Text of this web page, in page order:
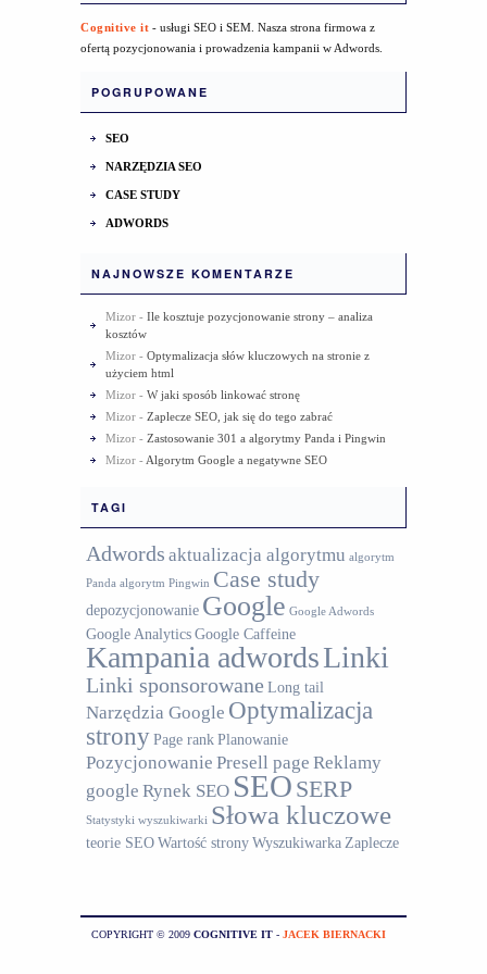
Cognitive it - usługi SEO i SEM. Nasza strona firmowa z
ofertą pozycjonowania i prowadzenia kampanii w Adwords.
POGRUPOWANE
SEO
NARZĘDZIA SEO
CASE STUDY
ADWORDS
NAJNOWSZE KOMENTARZE
Mizor - Ile kosztuje pozycjonowanie strony – analiza
kosztów
Mizor - Optymalizacja słów kluczowych na stronie z
użyciem html
Mizor - W jaki sposób linkować stronę
Mizor - Zaplecze SEO, jak się do tego zabrać
Mizor - Zastosowanie 301 a algorytmy Panda i Pingwin
Mizor - Algorytm Google a negatywne SEO
TAGI
Adwords aktualizacja algorytmu algorytm
Panda algorytm Pingwin Case study
depozycjonowanie Google Google Adwords
Google AnalyticsGoogle Caffeine
Kampania adwordsLinki
Linki sponsorowane Long tail
Narzędzia Google Optymalizacja
stronyPage rankPlanowanie
Pozycjonowanie Presell page Reklamy
google Rynek SEO SEO SERP
Statystyki wyszukiwarki Słowa kluczowe
teorie SEOWartość stronyWyszukiwarka Zaplecze
COPYRIGHT © 2009 COGNITIVE IT - JACEK BIERNACKI